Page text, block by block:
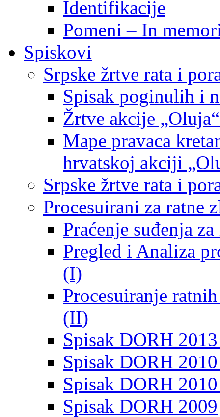
Identifikacije
Pomeni – In
Spiskovi
Srpske žrtve rata i
Spisak poginulih i
Žrtve akcije
Mape pravaca
hrvatskoj akciji
Srpske žrtve rata i
Procesuirani za ratne
Praćenje suđenja
Pregled i Analiza
(I)
Procesuiranje
(II)
Spisak DORH
Spisak DORH
Spisak DORH
Spisak DORH 2009